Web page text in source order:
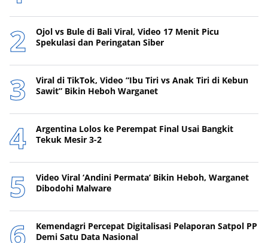
Ojol vs Bule di Bali Viral, Video 17 Menit Picu
Spekulasi dan Peringatan Siber
Viral di TikTok, Video “Ibu Tiri vs Anak Tiri di Kebun
Sawit” Bikin Heboh Warganet
Argentina Lolos ke Perempat Final Usai Bangkit
Tekuk Mesir 3-2
Video Viral ‘Andini Permata’ Bikin Heboh, Warganet
Dibodohi Malware
Kemendagri Percepat Digitalisasi Pelaporan Satpol PP
Demi Satu Data Nasional